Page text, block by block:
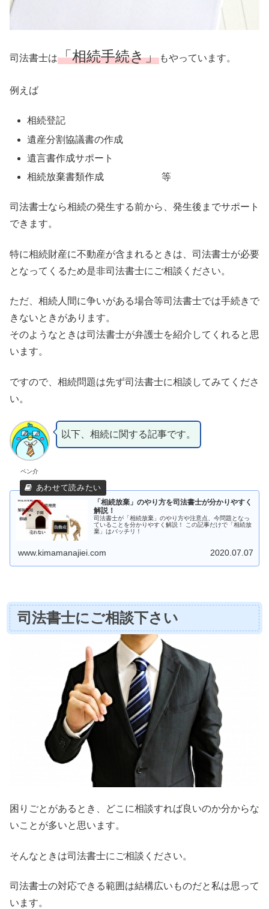
司法書士は「相続手続き」もやっています。
例えば
相続登記
遺産分割協議書の作成
遺言書作成サポート
相続放棄書類作成 等
司法書士なら相続の発生する前から、発生後までサポート
できます。
特に相続財産に不動産が含まれるときは、司法書士が必要
となってくるため是非司法書士にご相談ください。
ただ、相続人間に争いがある場合等司法書士では手続きで
きないときがあります。
そのようなときは司法書士が弁護士を紹介してくれると思
います。
ですので、相続問題は先ず司法書士に相談してみてくださ
い。
ペン介
以下、相続に関する記事です。
「相続放棄」のやり方を司法書士が分かりやすく
解説！
司法書士が「相続放棄」のやり方や注意点、今問題となっ
ていることを分かりやすく解説！ この記事だけで「相続放
棄」はバッチリ！
www.kimamanajiei.com 2020.07.07
司法書士にご相談下さい
困りごとがあるとき、どこに相談すれば良いのか分からな
いことが多いと思います。
そんなときは司法書士にご相談ください。
司法書士の対応できる範囲は結構広いものだと私は思って
います。